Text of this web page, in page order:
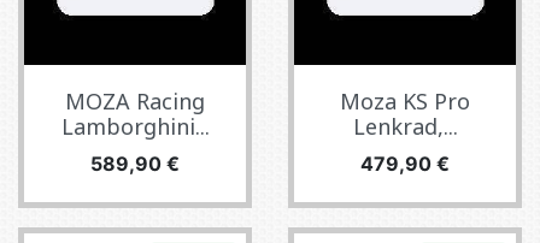
MOZA Racing
Lamborghini...
Prix
589,90 €
Moza KS Pro
Lenkrad,...
Prix
479,90 €